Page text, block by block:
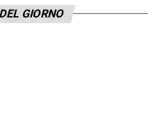
relativa ai risultati
GIORNO